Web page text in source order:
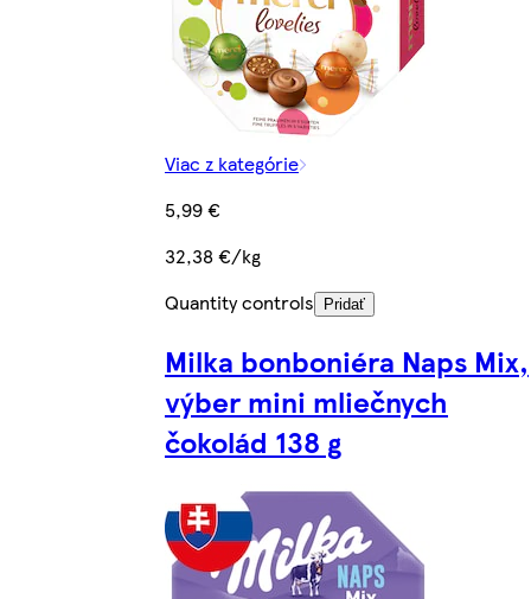
Viac z kategórie
5,99 €
32,38 €/kg
Quantity controls
Pridať
Milka bonboniéra Naps Mix,
výber mini mliečnych
čokolád 138 g